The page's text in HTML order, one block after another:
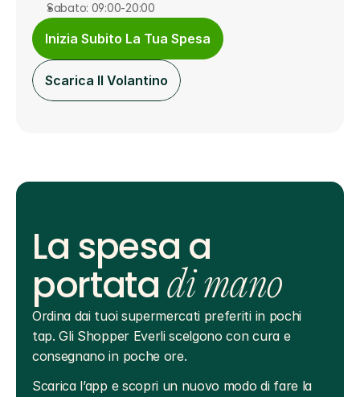
Sabato: 09:00-20:00
Inizia Subito La Tua Spesa
Scarica Il Volantino
La spesa a
portatadi mano
Ordina dai tuoi supermercati preferiti in pochi
tap. Gli Shopper Everli scelgono con cura e
consegnano in poche ore.
Scarica l’app e scopri un nuovo modo di fare la